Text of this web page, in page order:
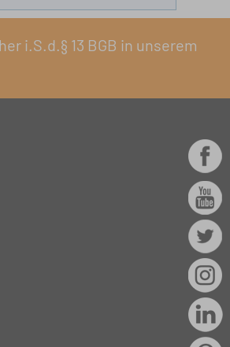
i.S.d.§ 13 BGB in unserem